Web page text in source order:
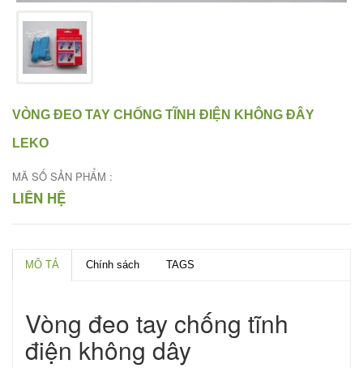
VÒNG ĐEO TAY CHỐNG TĨNH ĐIỆN KHÔNG ĐÂY
LEKO
MÃ SỐ SẢN PHẨM :
LIÊN HỆ
MÔ TẢ Chính sách TAGS
Vòng đeo tay chống tĩnh
điện không dây